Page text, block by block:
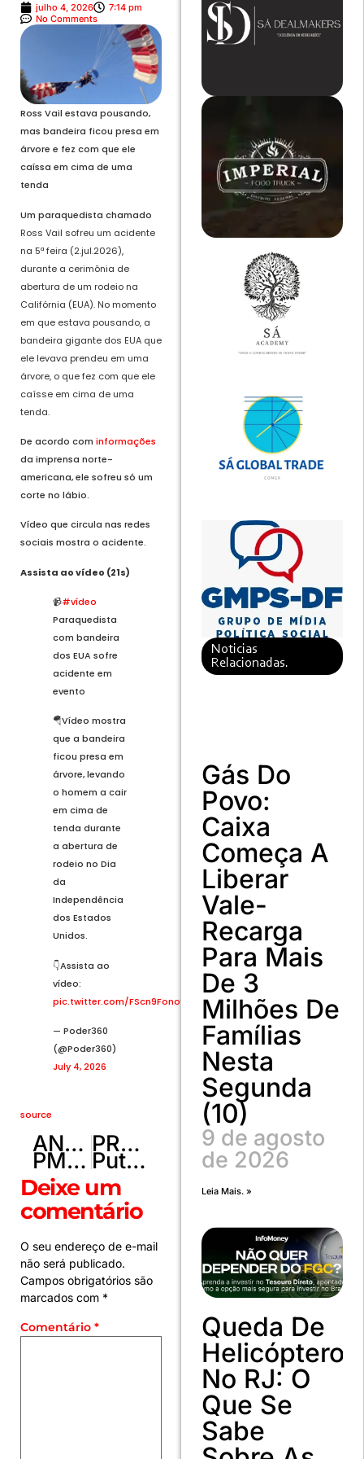
julho 4, 2026
7:14 pm
No Comments
Ross Vail estava pousando,
mas bandeira ficou presa em
árvore e fez com que ele
caíssa em cima de uma
tenda
Um paraquedista chamado
Ross Vail sofreu um acidente
na 5ª feira (2.jul.2026),
durante a cerimônia de
abertura de um rodeio na
Califórnia (EUA). No momento
em que estava pousando, a
bandeira gigante dos EUA que
ele levava prendeu em uma
árvore, o que fez com que ele
caísse em cima de uma
tenda.
De acordo com informações
da imprensa norte-
americana, ele sofreu só um
corte no lábio.
Vídeo que circula nas redes
sociais mostra o acidente.
Assista ao vídeo (21s)
📹#vídeo
Paraquedista
com bandeira
dos EUA sofre
acidente em
evento
🪂Vídeo mostra
que a bandeira
ficou presa em
árvore, levando
o homem a cair
em cima de
tenda durante
a abertura de
rodeio no Dia
da
Independência
dos Estados
Unidos.
👇Assista ao
vídeo:
pic.twitter.com/FScn9Fono9
— Poder360
(@Poder360)
July 4, 2026
source
ANTERIOR
PMDF resgata filhotes de capivara em piscina no Lago Norte
PRÓXIMO
Putin deseja “sucesso” a Trump em carta pelos 250 anos dos EUA
Deixe um
comentário
O seu endereço de e-mail
não será publicado.
Campos obrigatórios são
marcados com *
Comentário *
Noticias
Relacionadas.
Gás Do
Povo:
Caixa
Começa A
Liberar
Vale-
Recarga
Para Mais
De 3
Milhões De
Famílias
Nesta
Segunda
(10)
9 de agosto
de 2026
Leia Mais. »
Queda De
Helicóptero
No RJ: O
Que Se
Sabe